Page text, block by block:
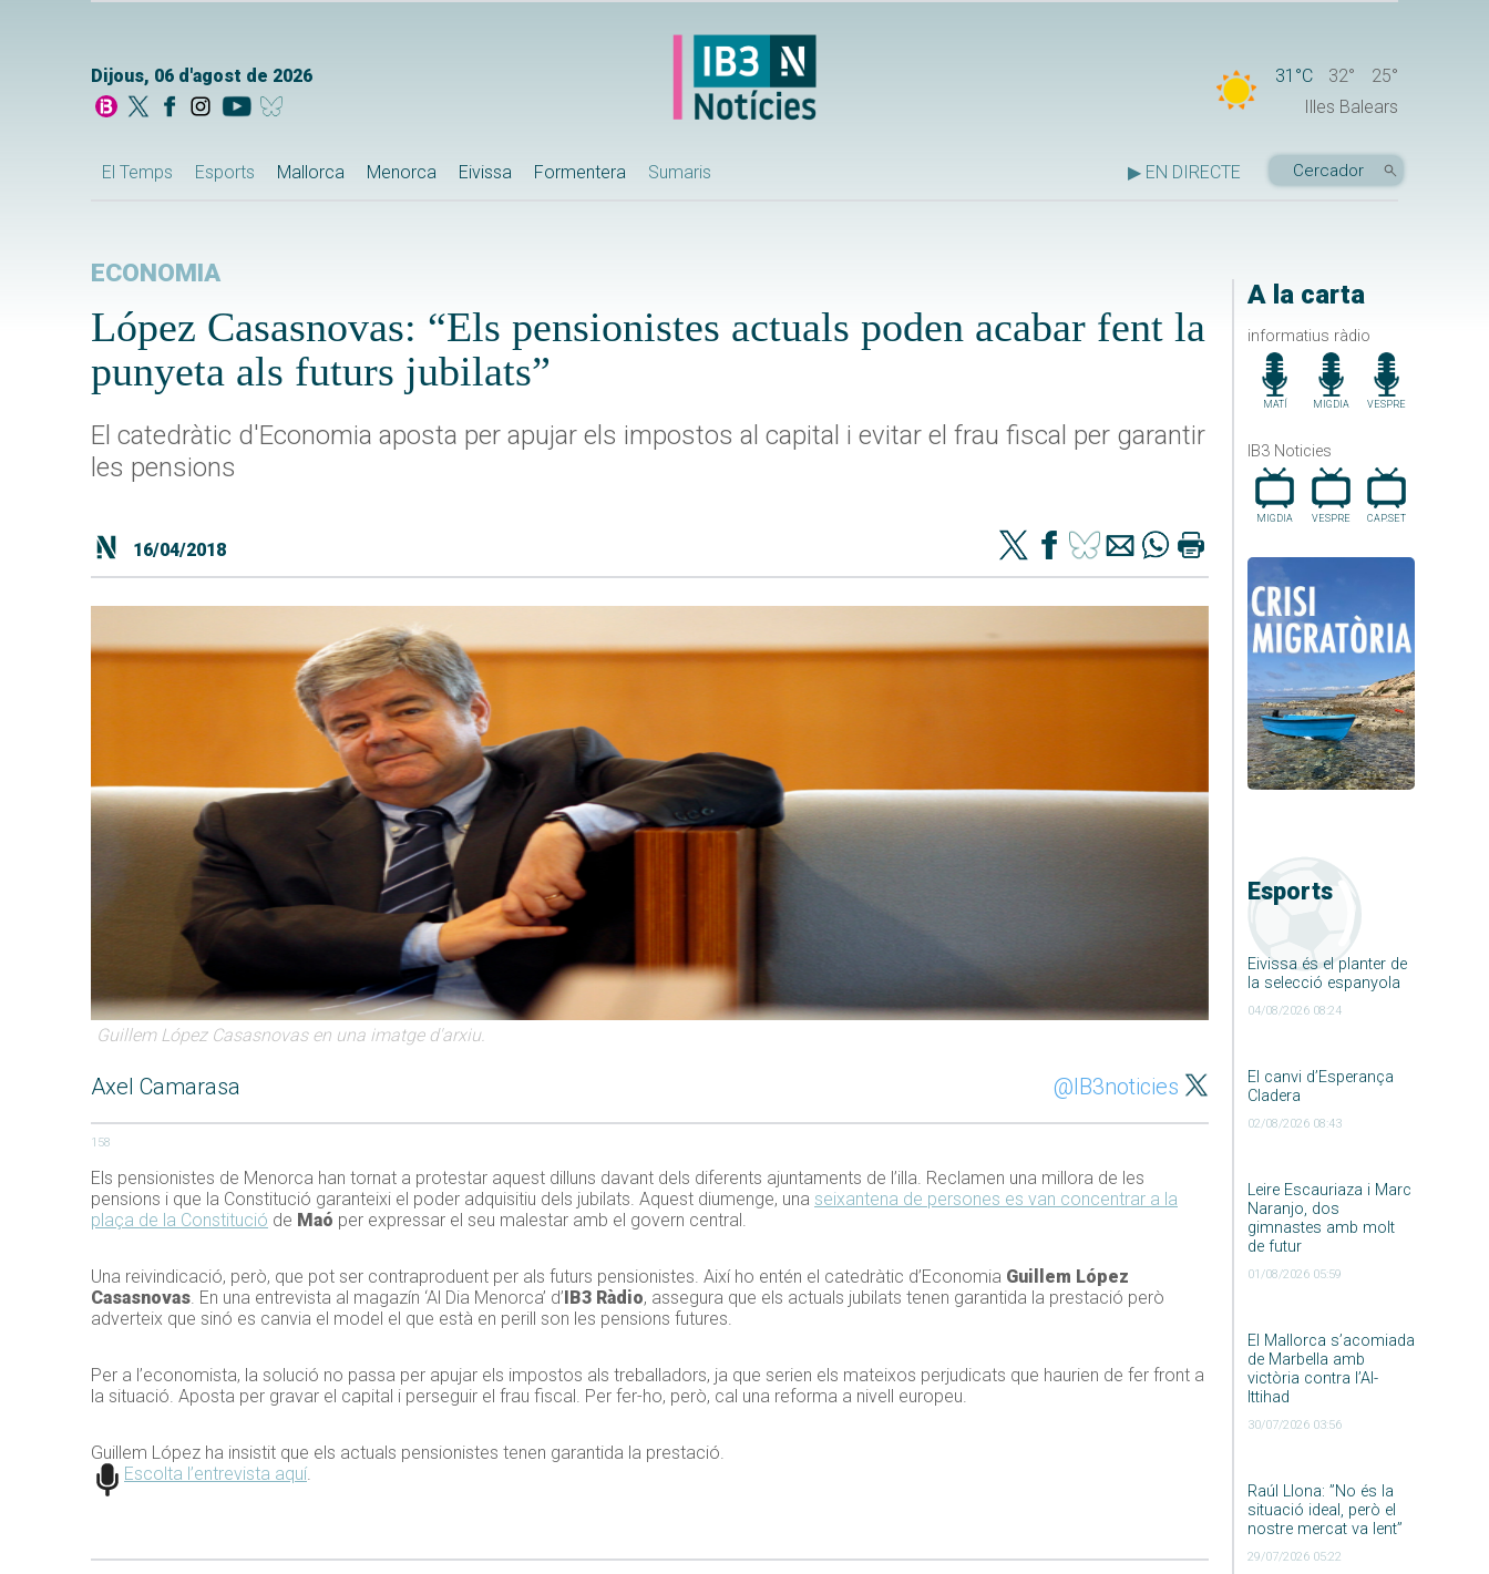
Dijous, 06 d'agost de 2026 31°C 32°
25°
Illes Balears
El Temps Esports Mallorca Menorca Eivissa Formentera Sumaris ▶ EN DIRECTE
A la carta
informatius ràdio
MATÍ MIGDIA VESPRE
IB3 Noticies
MIGDIA VESPRE CAP.SET
Esports
Eivissa és el planter de
la selecció espanyola
04/08/2026 08:24
El canvi d’Esperança
Cladera
02/08/2026 08:43
Leire Escauriaza i Marc
Naranjo, dos
gimnastes amb molt
de futur
01/08/2026 05:59
El Mallorca s’acomiada
de Marbella amb
victòria contra l’Al-
Ittihad
30/07/2026 03:56
Raúl Llona: ”No és la
situació ideal, però el
nostre mercat va lent”
29/07/2026 05:22
ECONOMIA
López Casasnovas: “Els pensionistes actuals poden acabar fent la
punyeta als futurs jubilats”
El catedràtic d'Economia aposta per apujar els impostos al capital i evitar el frau fiscal per garantir
les pensions
16/04/2018
Guillem López Casasnovas en una imatge d'arxiu.
Axel Camarasa @IB3noticies
158
Els pensionistes de Menorca han tornat a protestar aquest dilluns davant dels diferents ajuntaments de l’illa. Reclamen una millora de les
pensions i que la Constitució garanteixi el poder adquisitiu dels jubilats. Aquest diumenge, una seixantena de persones es van concentrar a la
plaça de la Constitució de Maó per expressar el seu malestar amb el govern central.
Una reivindicació, però, que pot ser contraproduent per als futurs pensionistes. Així ho entén el catedràtic d’Economia Guillem López
Casasnovas. En una entrevista al magazín ‘Al Dia Menorca’ d’ IB3 Ràdio, assegura que els actuals jubilats tenen garantida la prestació però
adverteix que sinó es canvia el model el que està en perill son les pensions futures.
Per a l’economista, la solució no passa per apujar els impostos als treballadors, ja que serien els mateixos perjudicats que haurien de fer front a
la situació. Aposta per gravar el capital i perseguir el frau fiscal. Per fer-ho, però, cal una reforma a nivell europeu.
Guillem López ha insistit que els actuals pensionistes tenen garantida la prestació.
Escolta l’entrevista aquí.